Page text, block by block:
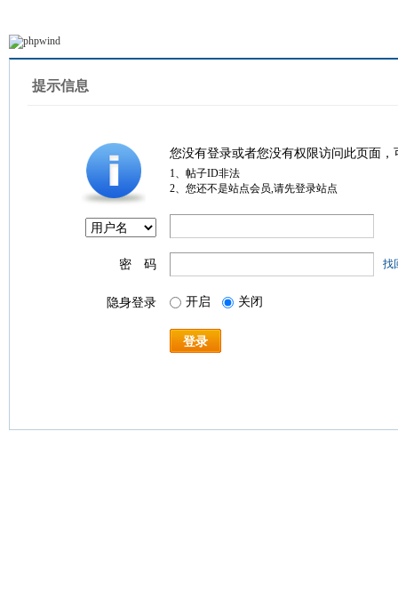
提示信息
您没有登录或者您没有权限访问此页面
1、帖子ID非法
2、您还不是站点会员,请先登录站点
密 码 找
隐身登录 开启 关闭
登录